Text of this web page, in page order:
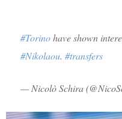
#Torinohave shown
#Nikolaou.#transfers
— Nicolò Schira